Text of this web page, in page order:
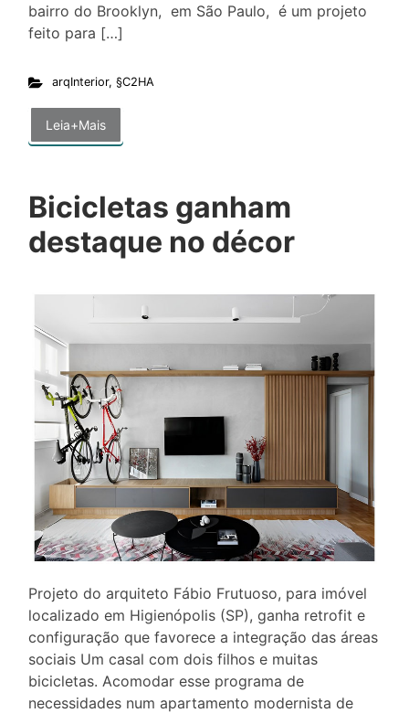
bairro do Brooklyn, em São Paulo, é um projeto
feito para […]
arqInterior, §C2HA
Leia+Mais
Bicicletas ganham
destaque no décor
Projeto do arquiteto Fábio Frutuoso, para imóvel
localizado em Higienópolis (SP), ganha retrofit e
configuração que favorece a integração das áreas
sociais Um casal com dois filhos e muitas
bicicletas. Acomodar esse programa de
necessidades num apartamento modernista de